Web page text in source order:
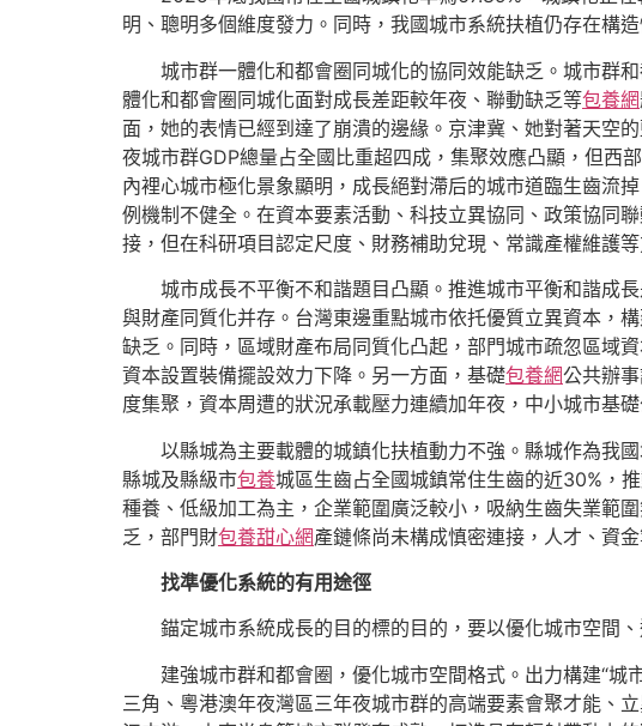
明、聰明多個維度發力。同時，我國城市系統扶植仍存在構
城市群一體化和都會圈同城化的協同效能缺乏。城市群
體化和都會圈同城化面對成長差距較年夜、聯動缺乏等包養網
面，她的表情已經到達了崩潰的邊緣。京津冀、她對著天空
夜城市群GDP總量占全國比重超四成，集聚效應凸顯，但西
內裡心城市極化景象顯明，成長絕對滯后的城市道臨生齒流
例機制不健全。在資本要素活動、科技立異協同、政策協同
接，但在科研項目認定尺度、財務補助兌現、常識產權維護
城市成長不平衡不和諧題目凸顯。推進城市平衡和諧成
與財產同質化并存。台灣東邊重點城市依托優質立異資本，
缺乏。同時，區域財產布局同質化凸起，部門城市疏忽區域
資本設置裝備擺設效力下降。另一方面，基礎包養網公共辦
度集聚，資本周遭的狀況承載壓力連續加年夜，中小城市基
以縣城為主要載體的城鎮化扶植動力不強。縣城作為我
縣城及縣級市包養城區生齒占全國城鎮常住生齒的近30%，
種養、低級加工為主，企業範圍廣泛較小，吸納生齒失業範
乏，部門財包養甜心網產鏈條尚未構成慎密連接，人才、資
找準優化系統的有用途徑
錨定城市系統成長的目的標的目的，要以優化城市空間
建強城市群和都會圈，優化城市空間格式。出力構建“
三角、粵港澳年夜灣區三年夜城市群的高端要素會聚才能、